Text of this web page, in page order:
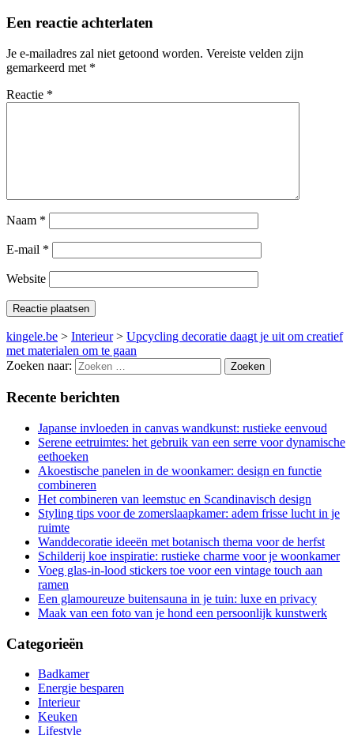
Een reactie achterlaten
Je e-mailadres zal niet getoond worden. Vereiste velden zijn
gemarkeerd met *
Reactie *
Naam *
E-mail *
Website
kingele.be > Interieur> Upcycling decoratie daagt je uit om creatief
met materialen om te gaan
Zoeken naar:
Recente berichten
Japanse invloeden in canvas wandkunst: rustieke eenvoud
Serene eetruimtes: het gebruik van een serre voor dynamische
eethoeken
Akoestische panelen in de woonkamer: design en functie
combineren
Het combineren van leemstuc en Scandinavisch design
Styling tips voor de zomerslaapkamer: adem frisse lucht in je
ruimte
Wanddecoratie ideeën met botanisch thema voor de herfst
Schilderij koe inspiratie: rustieke charme voor je woonkamer
Voeg glas-in-lood stickers toe voor een vintage touch aan
ramen
Een glamoureuze buitensauna in je tuin: luxe en privacy
Maak van een foto van je hond een persoonlijk kunstwerk
Categorieën
Badkamer
Energie besparen
Interieur
Keuken
Lifestyle